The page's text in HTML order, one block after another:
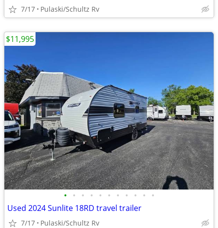
7/17 Pulaski/Schultz Rv
• • • • • • • • • • •
Used 2024 Sunlite 18RD travel trailer
7/17 Pulaski/Schultz Rv
$11,995